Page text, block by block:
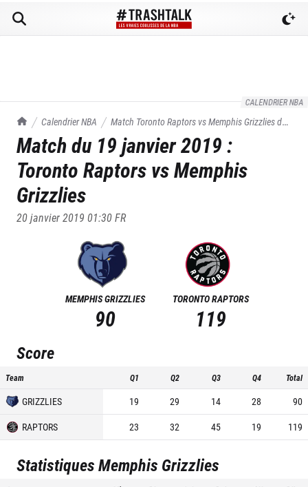
CALENDRIER NBA
TrashTalk Actu NBA
Calendrier NBA Match Toronto Raptors vsMemphis Grizzliesdu
19/01/2019
Match du 19 janvier 2019 :
Toronto Raptors vsMemphis
Grizzlies
20 janvier 2019 01:30FR
MEMPHIS GRIZZLIES
90
TORONTO RAPTORS
119
Score
Team Q1 Q2 Q3 Q4 Total
GRIZZLIES 19 29 14 28
90
RAPTORS
23 32 45 19 119
StatistiquesMemphis Grizzlies